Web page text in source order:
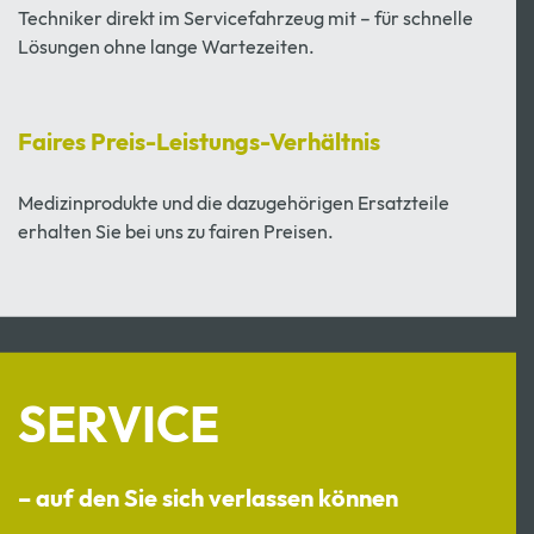
Techniker direkt im Servicefahrzeug mit – für schnelle
Lösungen ohne lange Wartezeiten.
Faires Preis-Leistungs-Verhältnis
Medizinprodukte und die dazugehörigen Ersatzteile
erhalten Sie bei uns zu fairen Preisen.
SERVICE
– auf den Sie sich verlassen können